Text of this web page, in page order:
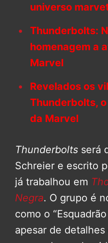
universo
Thunderbolts:
homenagem a
Marvel
Revelados os
Thunderbolts,
da Marvel
Thunderbolts será
Schreier e escrito
já trabalhou em
Negra. O grupo é
como o
apesar de